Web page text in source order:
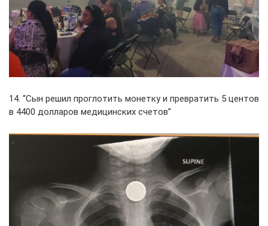
14. “Сын решил проглотить монетку и превратить 5 центов
в 4400 долларов медицинских счетов”